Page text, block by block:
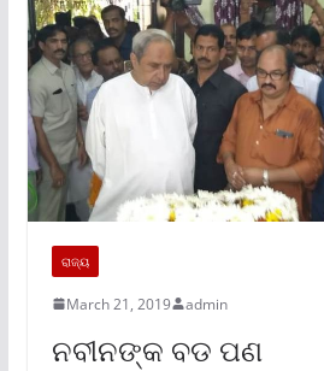
ରାଜ୍ୟ
March 21, 2019 admin
ନବୀନଙ୍କ ବଡ ପଣ